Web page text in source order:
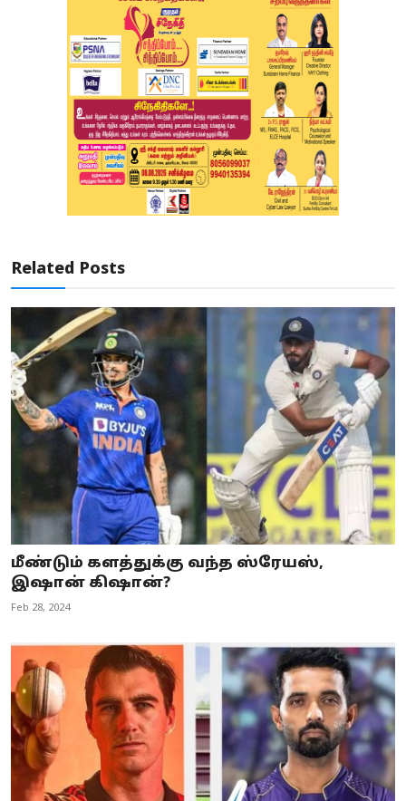
Related Posts
மீண்டும் களத்துக்கு வந்த ஸ்ரேயஸ்,
இஷான் கிஷான்?
Feb 28, 2024